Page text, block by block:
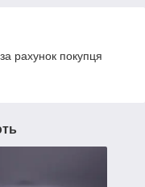
рахунок покупця